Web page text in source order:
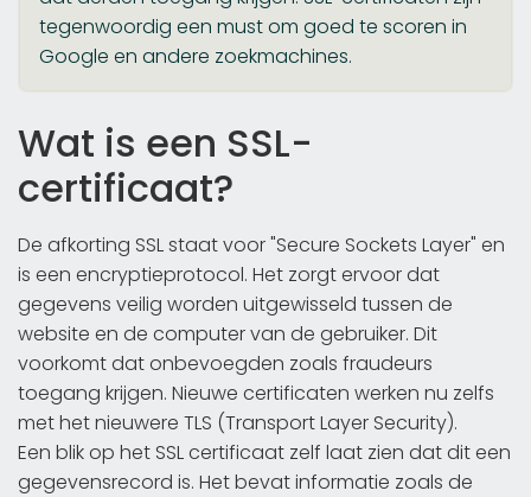
tegenwoordig een must om goed te scoren in
Google en andere zoekmachines.
Wat is een SSL-
certificaat?
De afkorting SSL staat voor "Secure Sockets Layer" en
is een encryptieprotocol. Het zorgt ervoor dat
gegevens veilig worden uitgewisseld tussen de
website en de computer van de gebruiker. Dit
voorkomt dat onbevoegden zoals fraudeurs
toegang krijgen. Nieuwe certificaten werken nu zelfs
met het nieuwere TLS (Transport Layer Security).
Een blik op het SSL certificaat zelf laat zien dat dit een
gegevensrecord is. Het bevat informatie zoals de